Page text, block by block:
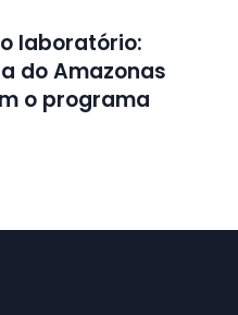
laboratório:
do Amazonas
o programa